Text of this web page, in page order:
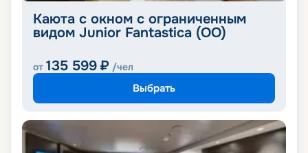
Каюта с окном с ограниченным
видом Junior Fantastica (OO)
от 135 599 ₽ /чел
Выбрать